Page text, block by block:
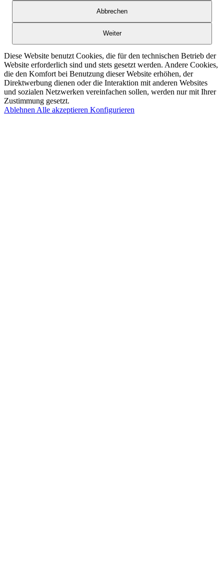
Abbrechen
Weiter
Diese Website benutzt Cookies, die für den technischen Betrieb der
Website erforderlich sind und stets gesetzt werden. Andere Cookies,
die den Komfort bei Benutzung dieser Website erhöhen, der
Direktwerbung dienen oder die Interaktion mit anderen Websites
und sozialen Netzwerken vereinfachen sollen, werden nur mit Ihrer
Zustimmung gesetzt.
Ablehnen Alle akzeptieren Konfigurieren